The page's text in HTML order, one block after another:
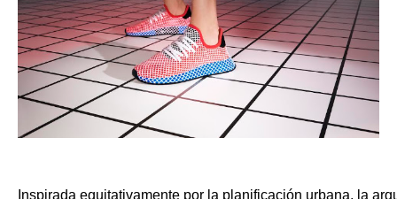
Inspirada equitativamente por la planificación urbana, la